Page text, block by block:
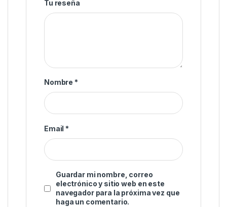
Tu reseña
Nombre *
Email *
Guardar mi nombre, correo
electrónico y sitio web en este
navegador para la próxima vez que
haga un comentario.